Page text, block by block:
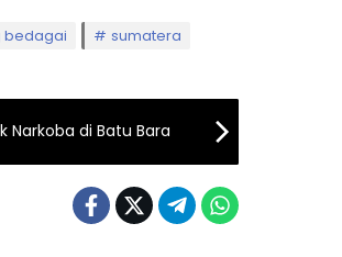
bedagai
sumatera
Narkoba di Batu Bara